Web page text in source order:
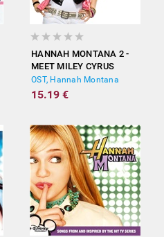
HANNAH MONTANA 2 -
MEET MILEY CYRUS
OST, Hannah Montana
15.19 €